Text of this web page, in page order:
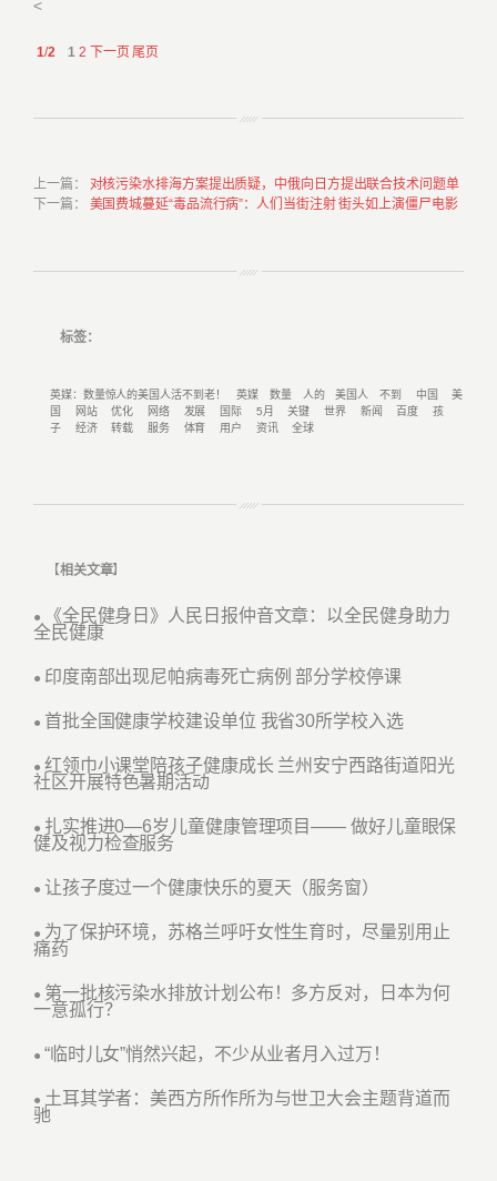
<
1/2 1 2 下一页 尾页
上一篇 ： 对核污染水排海方案提出质疑，中俄向日方提出联合技术问题单
下一篇 ： 美国费城蔓延“毒品流行病”：人们当街注射 街头如上演僵尸电影
标签：
英媒：数量惊人的美国人活不到老！ 英媒 数量 人的 美国人 不到 中国
美
国
网站 优化 网络 发展 国际 5月 关键 世界 新闻 百度
孩
子
经济 转载 服务 体育 用户 资讯 全球
【相关文章】
●
《全民健身日》人民日报仲音文章：以全民健身助力
全民健康
● 印度南部出现尼帕病毒死亡病例 部分学校停课
● 首批全国健康学校建设单位 我省30所学校入选
● 红领巾小课堂陪孩子健康成长 兰州安宁西路街道阳光
社区开展特色暑期活动
● 扎实推进0—6岁儿童健康管理项目—— 做好儿童眼保
健及视力检查服务
● 让孩子度过一个健康快乐的夏天（服务窗）
● 为了保护环境，苏格兰呼吁女性生育时，尽量别用止
痛药
● 第一批核污染水排放计划公布！多方反对，日本为何
一意孤行？
● “临时儿女”悄然兴起，不少从业者月入过万！
● 土耳其学者：美西方所作所为与世卫大会主题背道而
驰